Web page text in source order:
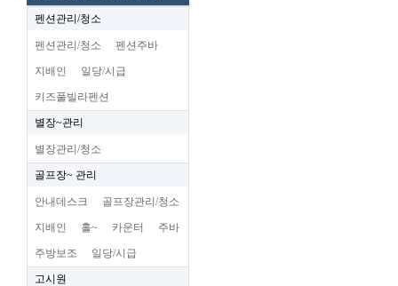
펜션관리/청소
펜션관리/청소 펜션주바
지배인 일당/시급
키즈풀빌라펜션
별장~관리
별장관리/청소
골프장~ 관리
안내데스크 골프장관리/청소
지배인 홀~ 카운터 주바
주방보조 일당/시급
고시원